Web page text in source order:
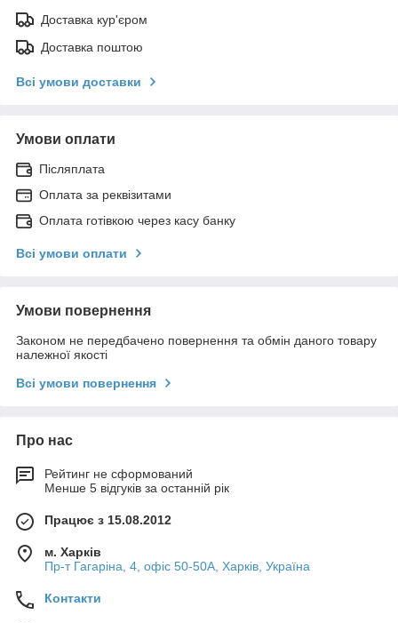
Доставка кур'єром
Доставка поштою
Всі умови доставки
Умови оплати
Післяплата
Оплата за реквізитами
Оплата готівкою через касу банку
Всі умови оплати
Умови повернення
Законом не передбачено повернення та обмін даного товару
належної якості
Всі умови повернення
Про нас
Рейтинг не сформований
Менше 5 відгуків за останній рік
Працює з 15.08.2012
м. Харків
Пр-т Гагаріна, 4, офіс 50-50A, Харків, Україна
Контакти